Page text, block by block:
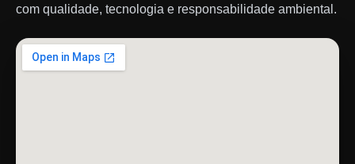
com qualidade, tecnologia e responsabilidade ambiental.